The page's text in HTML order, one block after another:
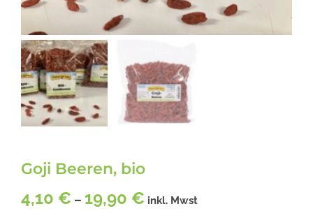
Goji Beeren, bio
4,10 € – 19,90 € inkl. Mwst